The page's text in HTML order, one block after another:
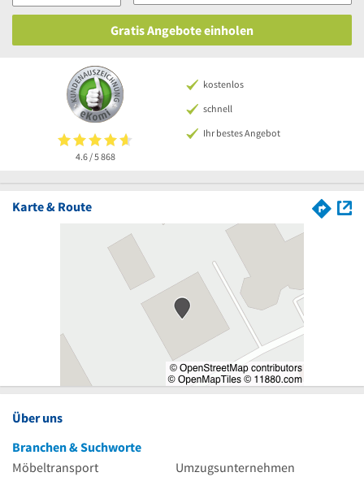
Gratis Angebote einholen
4.6 / 5868
kostenlos
schnell
Ihr bestes Angebot
Karte & Route
Über uns
Branchen & Suchworte
Möbeltransport
Umzugsunternehmen